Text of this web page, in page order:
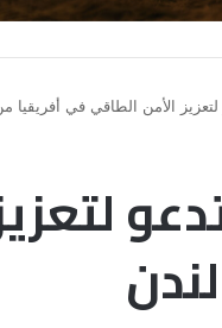
الأمن الطاقي في أفريقيا